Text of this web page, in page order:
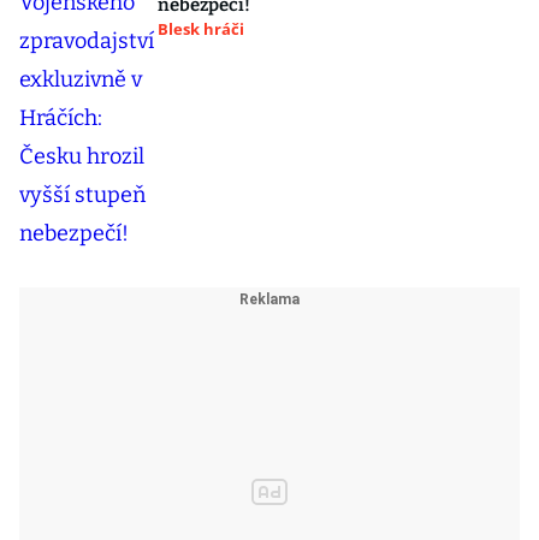
nebezpečí!
Blesk hráči